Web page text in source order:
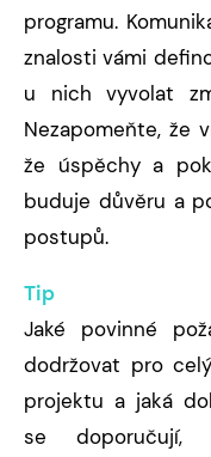
programu.
znalosti vámi
u nich vyvolat
Nezapomeňte, že
že úspěchy a
buduje důvěru a
postupů.
Tip
Jaké povinné
dodržovat pro
projektu a jaká
se